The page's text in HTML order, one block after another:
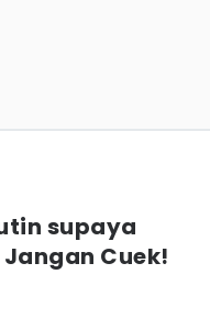
supaya
Cuek!